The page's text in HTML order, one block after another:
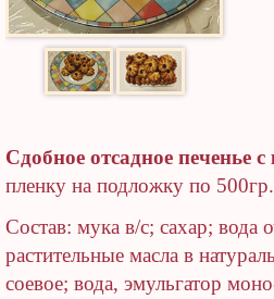
Сдобное отсадное печенье
пленку на подложку по 500гр.
Состав: мука в/с; сахар;
растительные масла в
соевое; вода, эмульгатор